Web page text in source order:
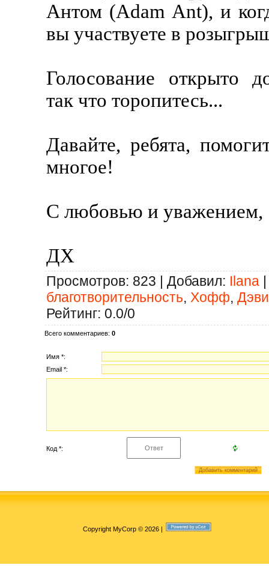
Антом (Adam Ant), и
вы участвуете в
Голосование открыто
так что торопитесь...
Давайте, ребята,
многое!
С любовью и уважением,
ДХ
Просмотров: 823 | Добавил: Ilana
благотворительность, Хофф,
Рейтинг: 0.0/0
Всего комментариев: 0
Имя *:
Email *:
Код *:
Copyright MyCorp © 2026|